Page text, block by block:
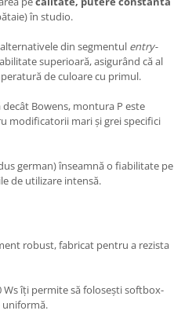
în studio.
din segmentul entry-
superioară, asigurând că al
de culoare cu primul.
Bowens, montura P este
modificatorii mari și grei specifici
german) înseamnă o fiabilitate pe
de utilizare intensă.
robust, fabricat pentru a rezista
Ws îți permite să folosești softbox-
uniformă.